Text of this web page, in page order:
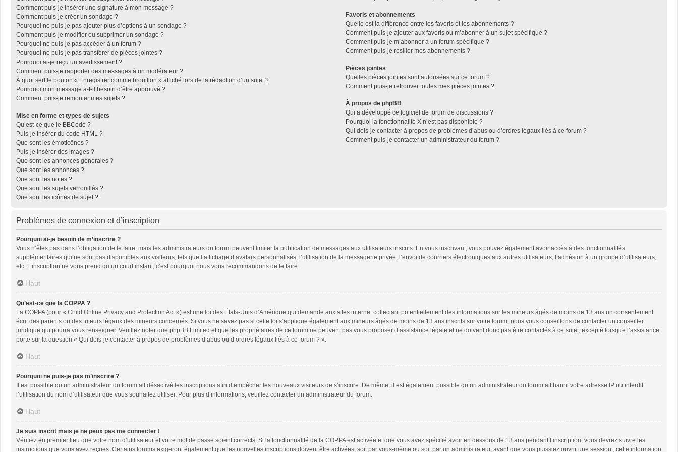
Comment puis-je insérer une signature à mon message ?
Comment puis-je créer un sondage ?
Pourquoi ne puis-je pas ajouter plus d’options à un sondage ?
Comment puis-je modifier ou supprimer un sondage ?
Pourquoi ne puis-je pas accéder à un forum ?
Pourquoi ne puis-je pas transférer de pièces jointes ?
Pourquoi ai-je reçu un avertissement ?
Comment puis-je rapporter des messages à un modérateur ?
À quoi sert le bouton « Enregistrer comme brouillon » affiché lors de la rédaction d’un sujet ?
Pourquoi mon message a-t-il besoin d’être approuvé ?
Comment puis-je remonter mes sujets ?
Mise en forme et types de sujets
Qu’est-ce que le BBCode ?
Puis-je insérer du code HTML ?
Que sont les émoticônes ?
Puis-je insérer des images ?
Que sont les annonces générales ?
Que sont les annonces ?
Que sont les notes ?
Que sont les sujets verrouillés ?
Que sont les icônes de sujet ?
Favoris et abonnements
Quelle est la différence entre les favoris et les abonnements ?
Comment puis-je ajouter aux favoris ou m’abonner à un sujet spécifique ?
Comment puis-je m’abonner à un forum spécifique ?
Comment puis-je résilier mes abonnements ?
Pièces jointes
Quelles pièces jointes sont autorisées sur ce forum ?
Comment puis-je retrouver toutes mes pièces jointes ?
À propos de phpBB
Qui a développé ce logiciel de forum de discussions ?
Pourquoi la fonctionnalité X n’est pas disponible ?
Qui dois-je contacter à propos de problèmes d’abus ou d’ordres légaux liés à ce forum ?
Comment puis-je contacter un administrateur du forum ?
Problèmes de connexion et d’inscription
Pourquoi ai-je besoin de m’inscrire ?
Vous n’êtes pas dans l’obligation de le faire, mais les administrateurs du forum peuvent limiter la publication de messages aux utilisateurs inscrits. En vous inscrivant, vous pouvez également avoir accès à des fonctionnalités
supplémentaires qui ne sont pas disponibles aux visiteurs, tels que l’affichage d’avatars personnalisés, l’utilisation de la messagerie privée, l’envoi de courriers électroniques aux autres utilisateurs, l’adhésion à un groupe d’utilisateurs,
etc. L’inscription ne vous prend qu’un court instant, c’est pourquoi nous vous recommandons de le faire.
Haut
Qu’est-ce que la COPPA ?
La COPPA (pour « Child Online Privacy and Protection Act ») est une loi des États-Unis d’Amérique qui demande aux sites internet collectant potentiellement des informations sur les mineurs âgés de moins de 13 ans un consentement
écrit des parents ou des tuteurs légaux des mineurs concernés. Si vous ne savez pas si cette loi s’applique également aux mineurs âgés de moins de 13 ans inscrits sur votre forum, nous vous conseillons de contacter un conseiller
juridique qui pourra vous renseigner. Veuillez noter que phpBB Limited et que les propriétaires de ce forum ne peuvent pas vous proposer d’assistance légale et ne doivent donc pas être contactés à ce sujet, excepté lorsque l’assistance
porte sur la question « Qui dois-je contacter à propos de problèmes d’abus ou d’ordres légaux liés à ce forum ? ».
Haut
Pourquoi ne puis-je pas m’inscrire ?
Il est possible qu’un administrateur du forum ait désactivé les inscriptions afin d’empêcher les nouveaux visiteurs de s’inscrire. De même, il est également possible qu’un administrateur du forum ait banni votre adresse IP ou interdit
l’utilisation du nom d’utilisateur que vous souhaitez utiliser. Pour plus d’informations, veuillez contacter un administrateur du forum.
Haut
Je suis inscrit mais je ne peux pas me connecter !
Vérifiez en premier lieu que votre nom d’utilisateur et votre mot de passe soient corrects. Si la fonctionnalité de la COPPA est activée et que vous avez spécifié avoir en dessous de 13 ans pendant l’inscription, vous devrez suivre les
instructions que vous avez reçues. Certains forums exigeront également que les nouvelles inscriptions doivent être activées, soit par vous-même ou soit par un administrateur, avant que vous puissiez ouvrir une session ; cette information